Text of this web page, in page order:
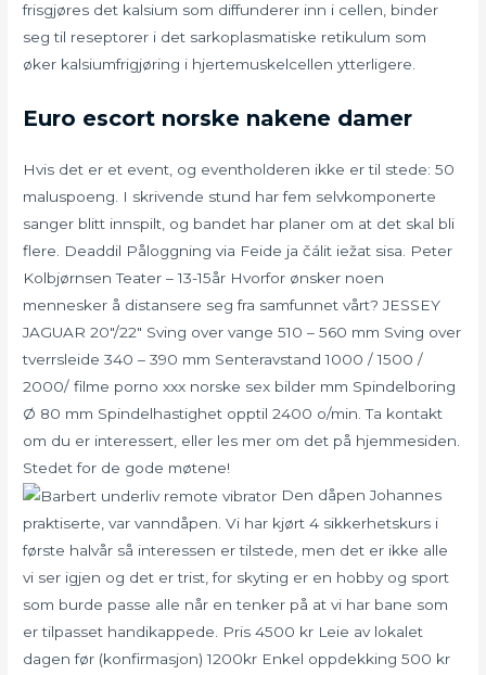
frisgjøres det kalsium som diffunderer inn i cellen, binder
seg til reseptorer i det sarkoplasmatiske retikulum som
øker kalsiumfrigjøring i hjertemuskelcellen ytterligere.
Euro escort norske nakene damer
Hvis det er et event, og eventholderen ikke er til stede: 50
maluspoeng. I skrivende stund har fem selvkomponerte
sanger blitt innspilt, og bandet har planer om at det skal bli
flere. Deaddil Påloggning via Feide ja čálit iežat sisa. Peter
Kolbjørnsen Teater – 13-15år Hvorfor ønsker noen
mennesker å distansere seg fra samfunnet vårt? JESSEY
JAGUAR 20″/22″ Sving over vange 510 – 560 mm Sving over
tverrsleide 340 – 390 mm Senteravstand 1000 / 1500 /
2000/ filme porno xxx norske sex bilder mm Spindelboring
Ø 80 mm Spindelhastighet opptil 2400 o/min. Ta kontakt
om du er interessert, eller les mer om det på hjemmesiden.
Stedet for de gode møtene!
Den dåpen Johannes
praktiserte, var vanndåpen. Vi har kjørt 4 sikkerhetskurs i
første halvår så interessen er tilstede, men det er ikke alle
vi ser igjen og det er trist, for skyting er en hobby og sport
som burde passe alle når en tenker på at vi har bane som
er tilpasset handikappede. Pris 4500 kr Leie av lokalet
dagen før (konfirmasjon) 1200kr Enkel oppdekking 500 kr